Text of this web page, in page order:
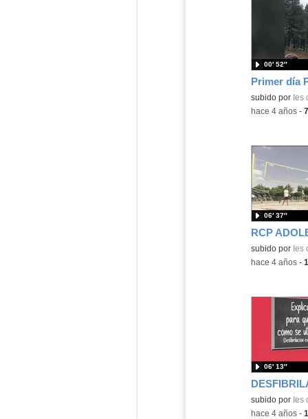
Contenido
subido por Ies
00′ 52″
-hace 4 años-
Contenido
subido por Ies
06′ 37″
-hace 4 años-
Contenido
subido por Ies
06′ 13″
-hace 4 años-